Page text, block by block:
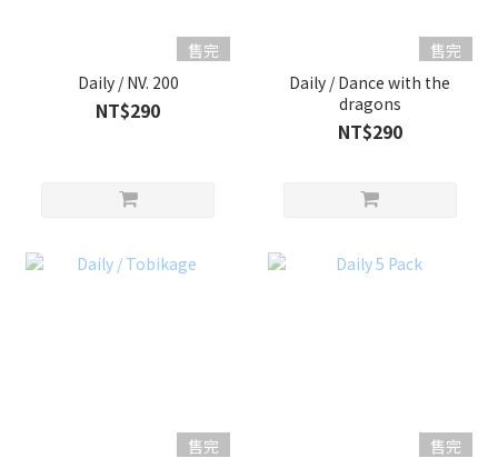
售完
Daily / NV. 200
NT$290
售完
Daily / Dance with the
dragons
NT$290
售完
售完